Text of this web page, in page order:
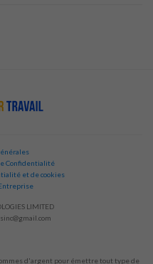
Confidentialité
et de cookies
LIMITED
d'argent pour émettre tout type de